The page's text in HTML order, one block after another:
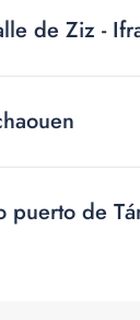
de Ziz -
puerto de